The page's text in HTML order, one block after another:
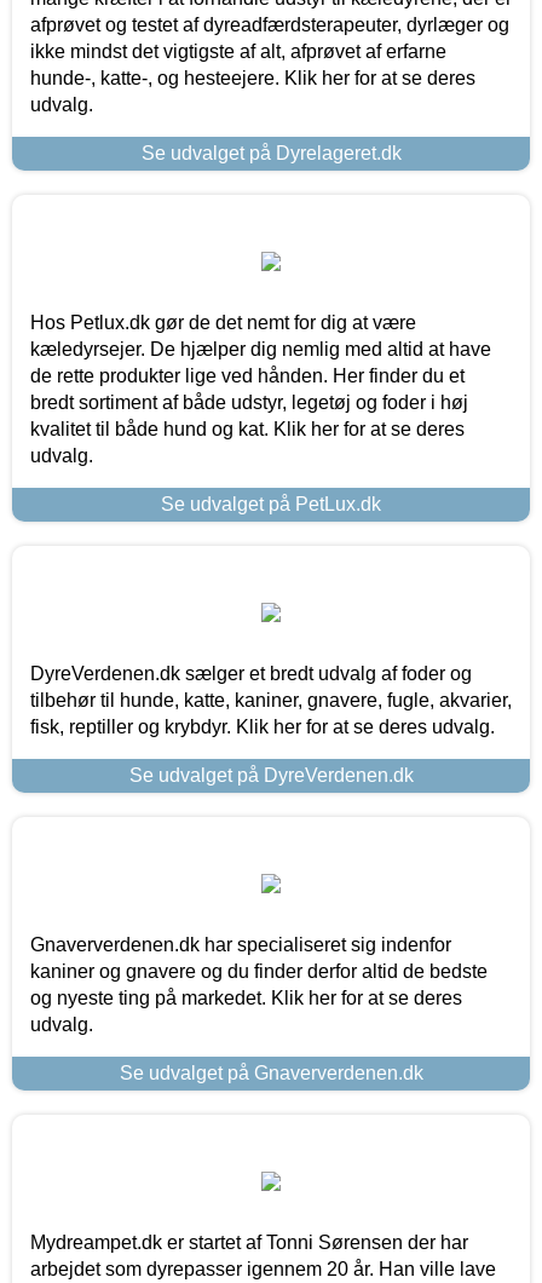
afprøvet og testet af dyreadfærdsterapeuter, dyrlæger og
ikke mindst det vigtigste af alt, afprøvet af erfarne
hunde-, katte-, og hesteejere. Klik her for at se deres
udvalg.
Se udvalget på Dyrelageret.dk
Hos Petlux.dk gør de det nemt for dig at være
kæledyrsejer. De hjælper dig nemlig med altid at have
de rette produkter lige ved hånden. Her finder du et
bredt sortiment af både udstyr, legetøj og foder i høj
kvalitet til både hund og kat. Klik her for at se deres
udvalg.
Se udvalget på PetLux.dk
DyreVerdenen.dk sælger et bredt udvalg af foder og
tilbehør til hunde, katte, kaniner, gnavere, fugle, akvarier,
fisk, reptiller og krybdyr. Klik her for at se deres udvalg.
Se udvalget på DyreVerdenen.dk
Gnaververdenen.dk har specialiseret sig indenfor
kaniner og gnavere og du finder derfor altid de bedste
og nyeste ting på markedet. Klik her for at se deres
udvalg.
Se udvalget på Gnaververdenen.dk
Mydreampet.dk er startet af Tonni Sørensen der har
arbejdet som dyrepasser igennem 20 år. Han ville lave